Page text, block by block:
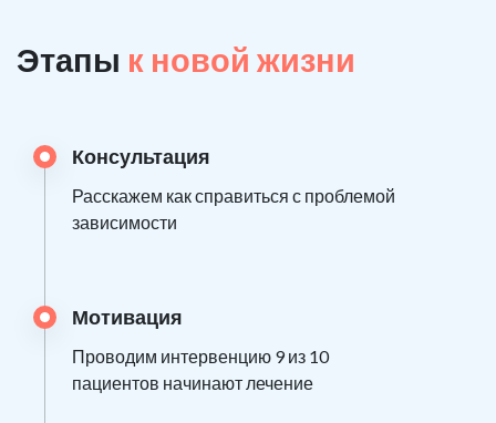
Этапы к новой жизни
Консультация
Расскажем как справиться с проблемой
зависимости
Мотивация
Проводим интервенцию 9 из 10
пациентов начинают лечение